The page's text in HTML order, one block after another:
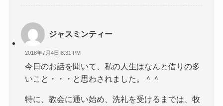
ジャスミンティー
2018年7月4日 8:31 PM
今日のお話を聞いて、私の人生はなんと借りの多
いこと・・・と思わされました。＾＾
特に、教会に通い始め、洗礼を受けるまでは、牧